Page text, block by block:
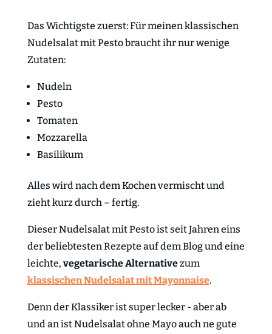
Das Wichtigste zuerst: Für meinen klassischen
Nudelsalat mit Pesto braucht ihr nur wenige
Zutaten:
Nudeln
Pesto
Tomaten
Mozzarella
Basilikum
Alles wird nach dem Kochen vermischt und
zieht kurz durch – fertig.
Dieser Nudelsalat mit Pesto ist seit Jahren eins
der beliebtesten Rezepte auf dem Blog und eine
leichte, vegetarische Alternativezum
klassischen Nudelsalat mit Mayonnaise.
Denn der Klassiker ist super lecker - aber ab
und an ist Nudelsalat ohne Mayo auch ne gute